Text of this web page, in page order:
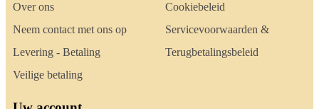
Over ons
Neem contact met ons op
Levering - Betaling
Veilige betaling
Cookiebeleid
Servicevoorwaarden &
Terugbetalingsbeleid